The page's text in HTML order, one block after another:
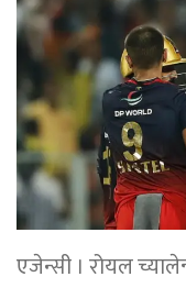
एजेन्सी । रोयल